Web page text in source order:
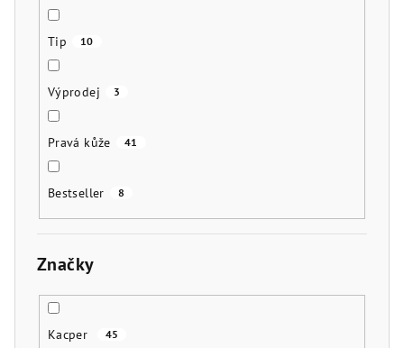
Tip 10
Výprodej 3
Pravá kůže 41
Bestseller 8
Značky
Kacper 45